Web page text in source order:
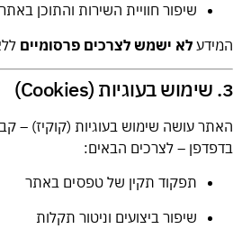
שיפור חוויית השירות והתוכן באתר
המידע לא ישמש לצרכים פרסומיים
3. שימוש בעוגיות (Cookies)
האתר עושה שימוש בעוגיות (קוקיז) –
בדפדפן – לצרכים הבאים:
תפקוד תקין של טפסים באתר
שיפור ביצועים וניטור תקלות